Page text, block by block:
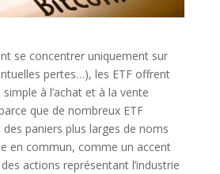
se concentrer uniquement sur
pertes…), les ETF offrent
à l’achat et à la vente
que de nombreux ETF
paniers plus larges de noms
en commun, comme un accent
actions représentant l’industrie